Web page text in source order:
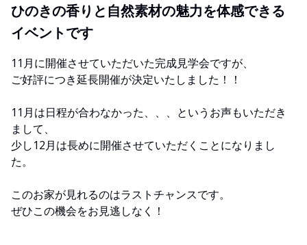
ひのきの香りと自然素材の魅力を体感できる
イベントです
11月に開催させていただいた完成見学会ですが、
ご好評につき延長開催が決定いたしました！！
11月は日程が合わなかった、、、というお声もいただき
まして、
少し12月は長めに開催させていただくことになりまし
た。
このお家が見れるのはラストチャンスです。
ぜひこの機会をお見逃しなく！